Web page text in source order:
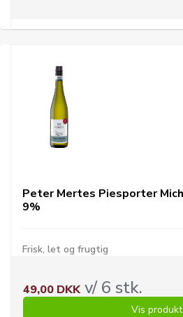
Peter Mertes Piesporter
9%
Frisk, let og frugtig
49,00 DKKv/ 6 stk.
Vis produkt